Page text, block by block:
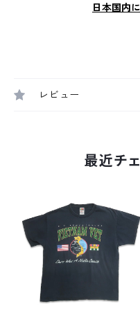
日本国内
レビュー
最近チ